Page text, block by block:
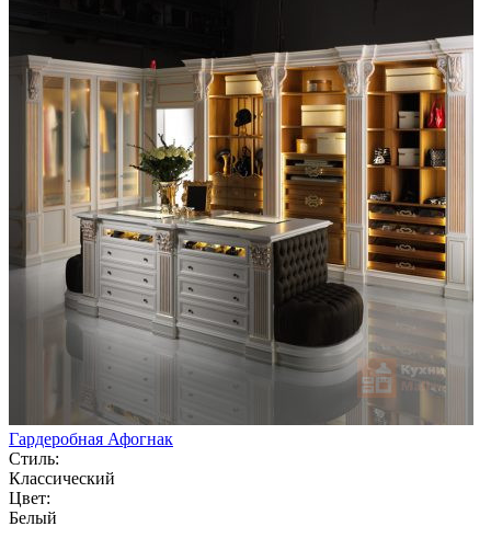
Гардеробная Афогнак
Стиль:
Классический
Цвет:
Белый